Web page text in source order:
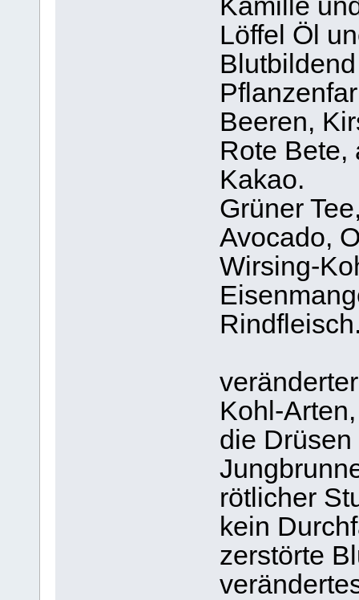
Löffel Öl
Beeren,
Rote Bete,
Kakao.
Grüner
Avocado,
Wirsing-
Kohl-
die
rötlicher
kein
zerstörte